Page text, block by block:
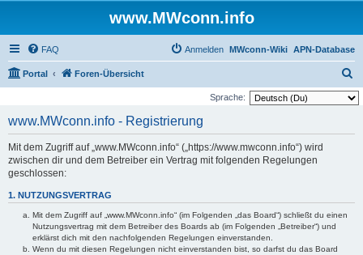
www.MWconn.info
FAQ APN-Database
MWconn-Wiki
Anmelden
Portal Foren-Übersicht
u
Sprache:
www.MWconn.info - Registrierung
Mit dem Zugriff auf „www.MWconn.info“ („https://www.mwconn.info“) wird
zwischen dir und dem Betreiber ein Vertrag mit folgenden Regelungen
geschlossen:
1. NUTZUNGSVERTRAG
Mit dem Zugriff auf „www.MWconn.info“ (im Folgenden „das Board“) schließt du einen
Nutzungsvertrag mit dem Betreiber des Boards ab (im Folgenden „Betreiber“) und
erklärst dich mit den nachfolgenden Regelungen einverstanden.
Wenn du mit diesen Regelungen nicht einverstanden bist, so darfst du das Board